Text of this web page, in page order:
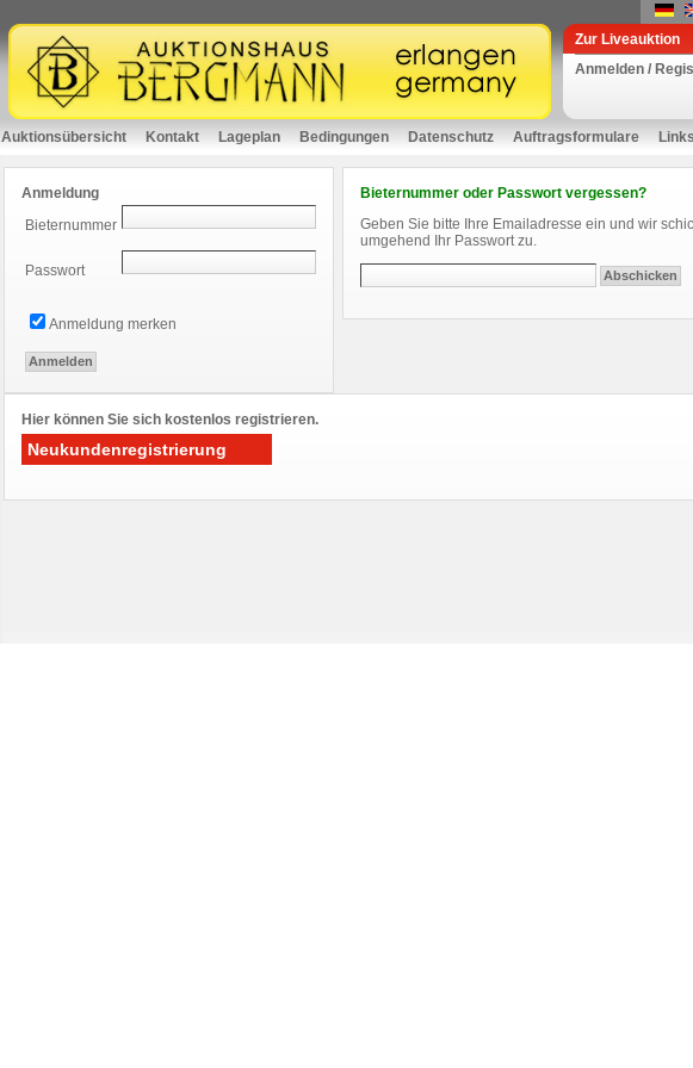
Zur Liveauktion
Anmelden /
Auktionsübersicht Kontakt Lageplan Bedingungen Datenschutz Auftragsformulare Links
Anmeldung
Bieternummer
Passwort
Anmeldung merken
Bieternummer oder Passwort vergessen?
Geben Sie bitte Ihre Emailadresse ein und wir
umgehend Ihr Passwort zu.
Hier können Sie sich kostenlos registrieren.
Neukundenregistrierung